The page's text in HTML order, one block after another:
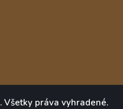
. Všetky práva vyhradené.